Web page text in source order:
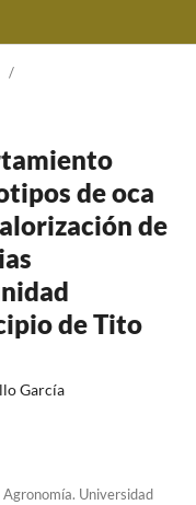
/
de oca
de
de Tito
García
Universidad